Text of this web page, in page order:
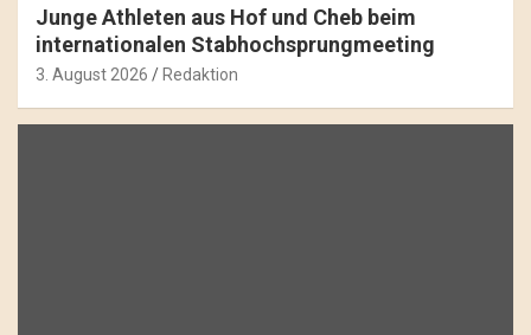
Junge Athleten aus Hof und Cheb beim
internationalen Stabhochsprungmeeting
3. August 2026 Redaktion